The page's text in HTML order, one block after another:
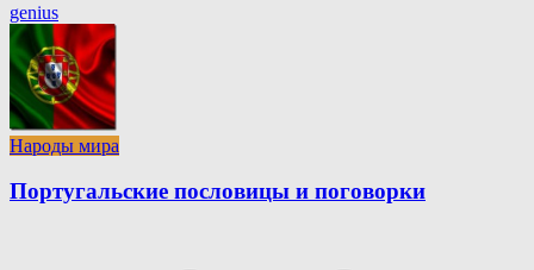
genius
Народы мира
Португальские пословицы и поговорки